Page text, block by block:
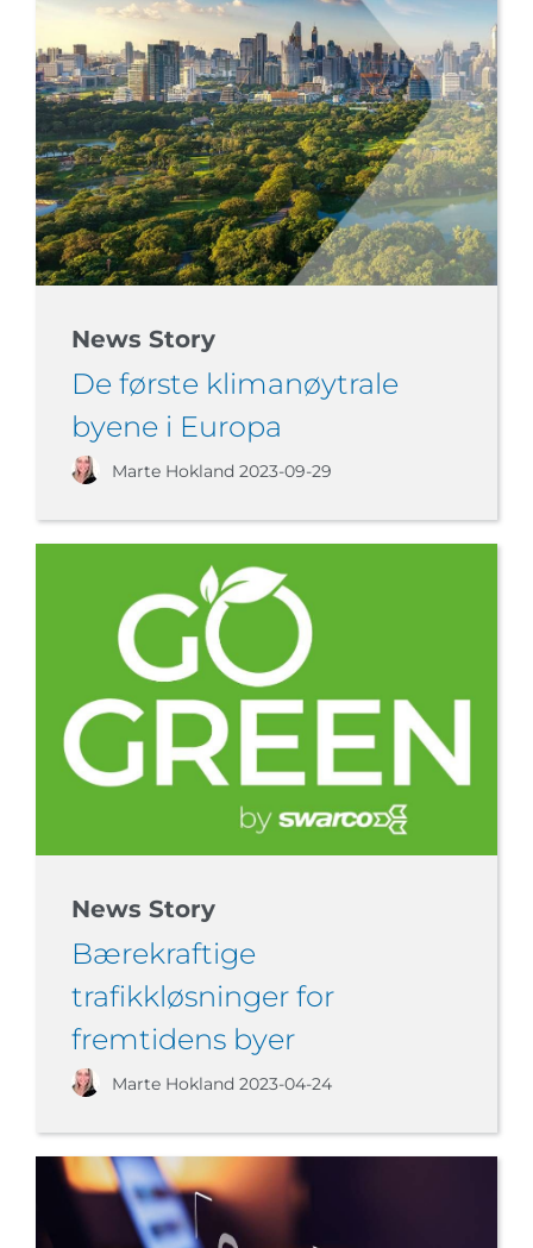
News Story
De første klimanøytrale
byene i Europa
Marte Hokland 2023-09-29
News Story
Bærekraftige
trafikkløsninger for
fremtidens byer
Marte Hokland 2023-04-24